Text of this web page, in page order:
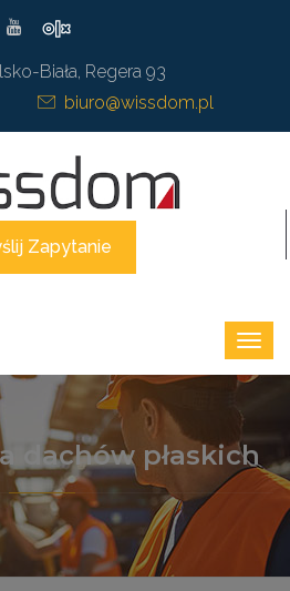
Biała, Regera 93
biuro@wissdom.pl
Zapytanie
dachów płaskich